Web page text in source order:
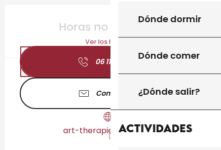
Dónde dormir
Dónde comer
¿Dónde salir?
Actividades
Horarios y datos de contacto
Horas no resueltas
Ver los horarios
06 11 32 40 ▒▒
Contáctenos
art-therapie-gourdon.fr